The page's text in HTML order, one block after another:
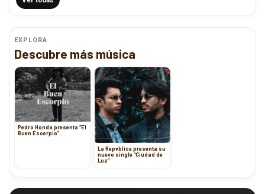
EXPLORA
Descubre más música
Pedro Honda presenta “El
Buen Escorpio”
La Repvblica presenta su
nuevo single “Ciudad de
Luz”